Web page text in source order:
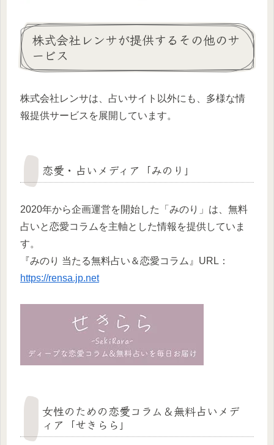
株式会社レンサが提供するその他のサ
ービス
株式会社レンサは、占いサイト以外にも、多様な情
報提供サービスを展開しています。
恋愛・占いメディア「みのり」
2020年から企画運営を開始した「みのり」は、無料
占いと恋愛コラムを主軸とした情報を提供していま
す。
『みのり 当たる無料占い＆恋愛コラム』URL：
https://rensa.jp.net
女性のための恋愛コラム＆無料占いメデ
ィア「せきらら」